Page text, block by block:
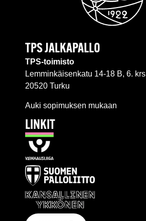
TPS JALKAPALLO
TPS-toimisto
Lemminkäisenkatu 14-18 B, 6. krs
20520 Turku
Auki sopimuksen mukaan
LINKIT